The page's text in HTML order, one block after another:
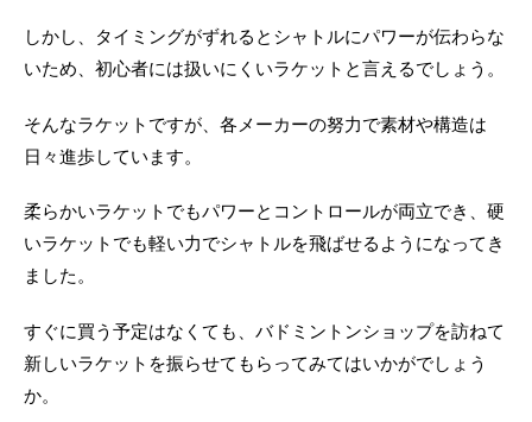
しかし、タイミングがずれるとシャトルにパワーが伝わらな
いため、初心者には扱いにくいラケットと言えるでしょう。
そんなラケットですが、各メーカーの努力で素材や構造は
日々進歩しています。
柔らかいラケットでもパワーとコントロールが両立でき、硬
いラケットでも軽い力でシャトルを飛ばせるようになってき
ました。
すぐに買う予定はなくても、バドミントンショップを訪ねて
新しいラケットを振らせてもらってみてはいかがでしょう
か。